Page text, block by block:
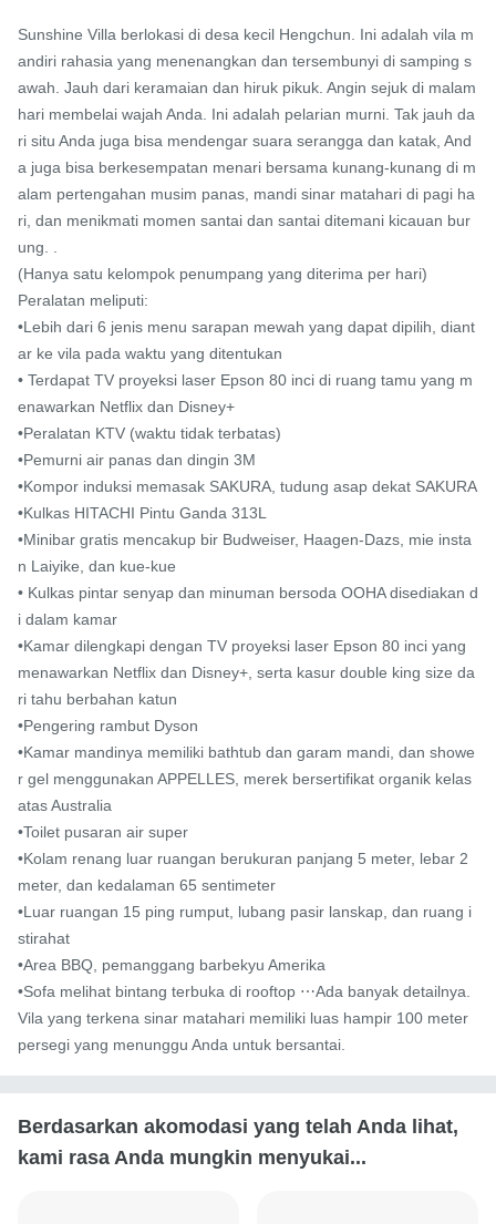
Sunshine Villa berlokasi di desa kecil Hengchun. Ini adalah vila m
andiri rahasia yang menenangkan dan tersembunyi di samping s
awah. Jauh dari keramaian dan hiruk pikuk. Angin sejuk di malam
hari membelai wajah Anda. Ini adalah pelarian murni. Tak jauh da
ri situ Anda juga bisa mendengar suara serangga dan katak, And
a juga bisa berkesempatan menari bersama kunang-kunang di m
alam pertengahan musim panas, mandi sinar matahari di pagi ha
ri, dan menikmati momen santai dan santai ditemani kicauan bur
ung. .
(Hanya satu kelompok penumpang yang diterima per hari)
Peralatan meliputi:
•Lebih dari 6 jenis menu sarapan mewah yang dapat dipilih, diant
ar ke vila pada waktu yang ditentukan
• Terdapat TV proyeksi laser Epson 80 inci di ruang tamu yang m
enawarkan Netflix dan Disney+
•Peralatan KTV (waktu tidak terbatas)
•Pemurni air panas dan dingin 3M
•Kompor induksi memasak SAKURA, tudung asap dekat SAKURA
•Kulkas HITACHI Pintu Ganda 313L
•Minibar gratis mencakup bir Budweiser, Haagen-Dazs, mie insta
n Laiyike, dan kue-kue
• Kulkas pintar senyap dan minuman bersoda OOHA disediakan d
i dalam kamar
•Kamar dilengkapi dengan TV proyeksi laser Epson 80 inci yang
menawarkan Netflix dan Disney+, serta kasur double king size da
ri tahu berbahan katun
•Pengering rambut Dyson
•Kamar mandinya memiliki bathtub dan garam mandi, dan showe
r gel menggunakan APPELLES, merek bersertifikat organik kelas
atas Australia
•Toilet pusaran air super
•Kolam renang luar ruangan berukuran panjang 5 meter, lebar 2
meter, dan kedalaman 65 sentimeter
•Luar ruangan 15 ping rumput, lubang pasir lanskap, dan ruang i
stirahat
•Area BBQ, pemanggang barbekyu Amerika
•Sofa melihat bintang terbuka di rooftop ⋯Ada banyak detailnya.
Vila yang terkena sinar matahari memiliki luas hampir 100 meter
persegi yang menunggu Anda untuk bersantai.
Berdasarkan akomodasi yang telah Anda lihat,
kami rasa Anda mungkin menyukai...